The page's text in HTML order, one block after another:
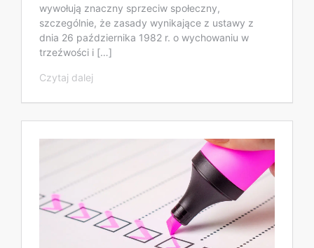
wywołują znaczny sprzeciw społeczny,
szczególnie, że zasady wynikające z ustawy z
dnia 26 października 1982 r. o wychowaniu w
trzeźwości i […]
Czytaj dalej